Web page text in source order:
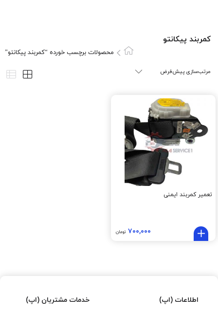
کمربند پیکانتو
محصولات برچسب خورده “کمربند پیکانتو”
تعمیر کمربند ایمنی
۷۰۰,۰۰۰ تومان
اطلاعات (اپ) خدمات مشتریان (اپ)